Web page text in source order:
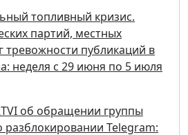
топливный кризис.
партий, местных
тревожности публикаций в
неделя с 29 июня по 5 июля
об обращении группы
Telegram: